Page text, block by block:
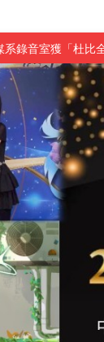
系錄音室獲「杜比
與實作育人成效
『聊』心室」 上
菁英學程陪伴財
國科大原民音樂
、《礦影》勇奪
！觀管系榮獲天籟
講 解密AI時代的
學年度AI英文
傑出校友共議「
捐贈 嘉惠行管系
系師生參訪中租